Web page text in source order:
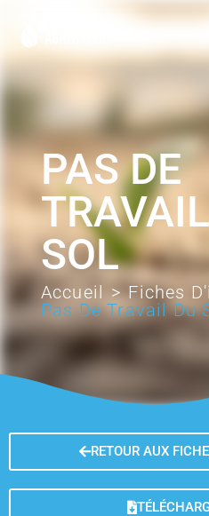
PAS DE
SOL
Accueil > Fiches
Pas De Travail Du
RETOUR AUX